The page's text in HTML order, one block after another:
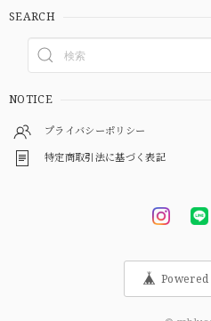
SEARCH
NOTICE
プライバシーポリシー
特定商取引法に基づく表記
Powered